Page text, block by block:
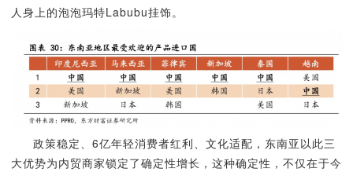
人身上的泡泡玛特Labubu挂饰。
政策稳定、6亿年轻消费者红利、文化适配，东南亚以此三
大优势为内贸商家锁定了确定性增长，这种确定性，不仅在于今